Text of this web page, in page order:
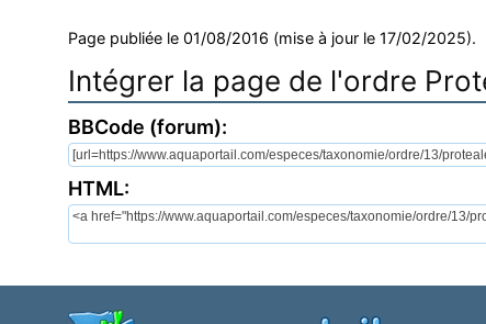
Page publiée le 01/08/2016 (mise à jour le 17/02/2025).
Intégrer la page de l'ordre
BBCode (forum):
HTML: